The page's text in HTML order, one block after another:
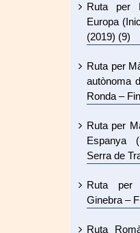
Ruta per
Europa
(2019) (9)
Ruta per
autònoma
Ronda –
Ruta per
Espanya
Serra de
Ruta per
Ginebra –
Ruta